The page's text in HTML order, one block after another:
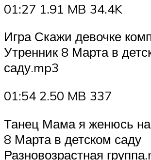
01:27 1.91 MB 34.4K
Игра Скажи девочке
Утренник 8 Марта в
саду.mp3
01:54 2.50 MB 337
Танец Мама я женюсь на
8 Марта в детском саду
Разновозрастная